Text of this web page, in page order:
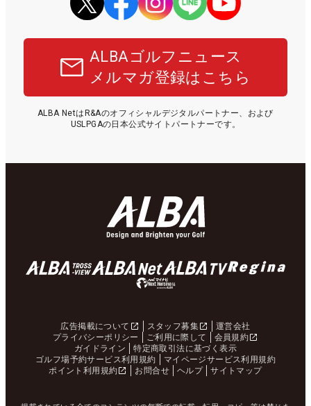
ALBAゴルフニュース
メルマガ登録はこちら
ALBA NetはR&Aのオフィシャルデジタルパートナー、および
USLPGAの日本公式サイトパートナーです。
広告掲載について スタッフ募集
運営会社
プライバシーポリシー
ご利用に際して
会員規約
ガイドライン
特定商取引法に基づく表示
ゴルフ場予約サービス利用規約
マイページサービス利用規約
ポイント利用規約
お問合せ ヘルプ サイトマップ